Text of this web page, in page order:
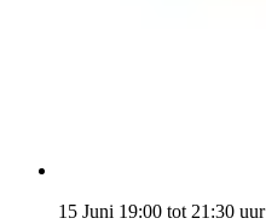
15 Juni 19:00 tot 21:30 uur